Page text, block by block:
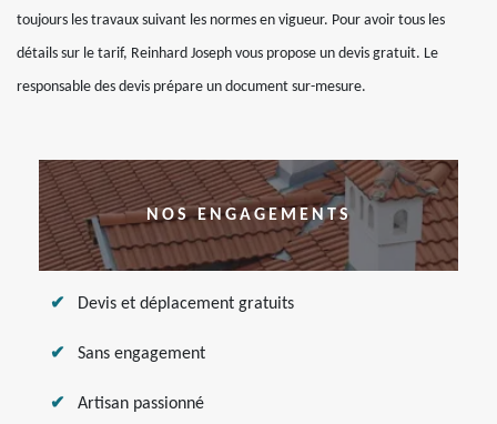
toujours les travaux suivant les normes en vigueur. Pour avoir tous les
détails sur le tarif, Reinhard Joseph vous propose un devis gratuit. Le
responsable des devis prépare un document sur-mesure.
NOS ENGAGEMENTS
Devis et déplacement gratuits
Sans engagement
Artisan passionné